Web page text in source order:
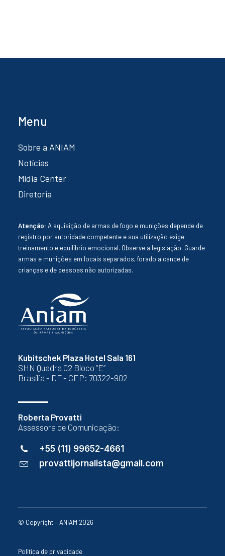
Kubitschek Plaza Hotel Sala 161
SHN Quadra 02 Bloco “E”
Brasília - DF - CEP: 70322-902
Roberta Provatti
Assessora de Comunicação:
+55 (11) 99652-4661
provattijornalista@gmail.com
Menu
Sobre a ANIAM
Notícias
Mídia Center
Diretoria
Atenção: A aquisição de armas de fogo e munições depende de
registro por autoridade competente e sua utilização exige
treinamento e equilíbrio emocional. Observe a legislação. Guarde
armas e munições em locais separados, forado alcance de
crianças e de pessoas não autorizadas.
© Copyright – ANIAM 2026
Política de privacidade